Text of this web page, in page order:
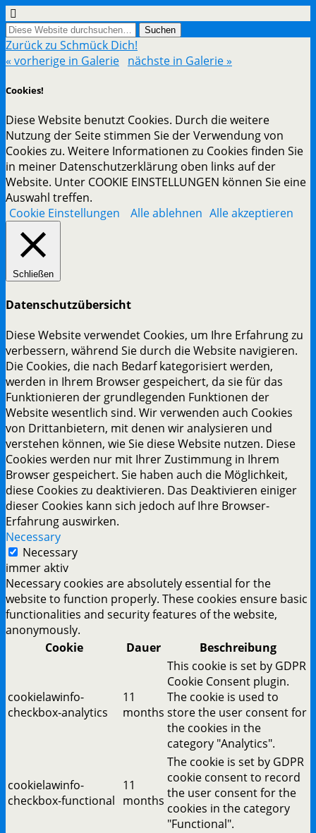
Zurück zu Schmück Dich!
« vorherige in Galerie nächste in Galerie »
Cookies!
Diese Website benutzt Cookies. Durch die weitere
Nutzung der Seite stimmen Sie der Verwendung von
Cookies zu. Weitere Informationen zu Cookies finden Sie
in meiner Datenschutzerklärung oben links auf der
Website. Unter COOKIE EINSTELLUNGEN können Sie eine
Auswahl treffen.
Cookie Einstellungen
Alle ablehnen Alle akzeptieren
Schließen
Datenschutzübersicht
Diese Website verwendet Cookies, um Ihre Erfahrung zu
verbessern, während Sie durch die Website navigieren.
Die Cookies, die nach Bedarf kategorisiert werden,
werden in Ihrem Browser gespeichert, da sie für das
Funktionieren der grundlegenden Funktionen der
Website wesentlich sind. Wir verwenden auch Cookies
von Drittanbietern, mit denen wir analysieren und
verstehen können, wie Sie diese Website nutzen. Diese
Cookies werden nur mit Ihrer Zustimmung in Ihrem
Browser gespeichert. Sie haben auch die Möglichkeit,
diese Cookies zu deaktivieren. Das Deaktivieren einiger
dieser Cookies kann sich jedoch auf Ihre Browser-
Erfahrung auswirken.
Necessary
Necessary
immer aktiv
Necessary cookies are absolutely essential for the
website to function properly. These cookies ensure basic
functionalities and security features of the website,
anonymously.
Cookie
Dauer Beschreibung
cookielawinfo-
checkbox-analytics
11
months
This cookie is set by GDPR
Cookie Consent plugin.
The cookie is used to
store the user consent for
the cookies in the
category "Analytics".
cookielawinfo-
checkbox-functional
11
months
The cookie is set by GDPR
cookie consent to record
the user consent for the
cookies in the category
"Functional".